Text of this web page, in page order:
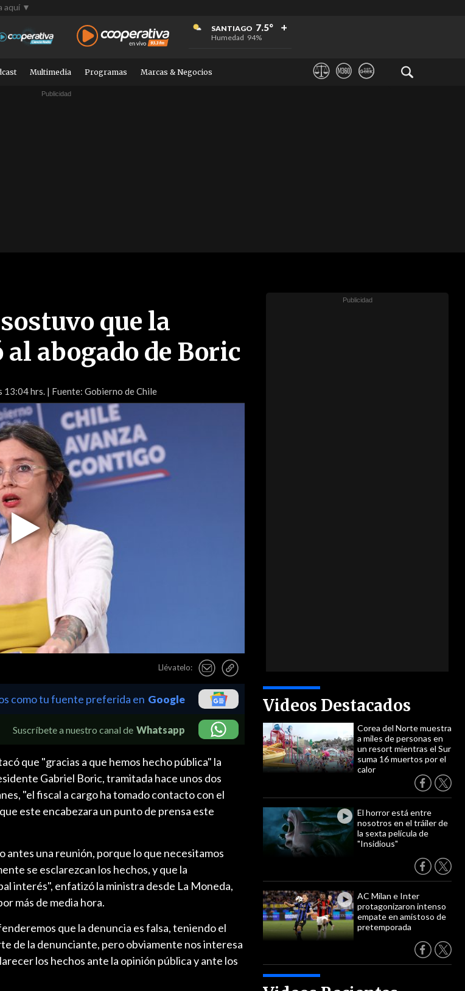
aquí ▼
SANTIAGO 7.5°
Humedad 94%
+
+
+
Multimedia Programas Marcas & Negocios
que la
abogado de Boric
13:04 hrs. | Fuente: Gobierno de Chile
Play
Video
Llévatelo:
Videos Destacados
Corea del Norte muestra
a miles de personas en
un resort mientras el Sur
suma 16 muertos por el
calor
El horror está entre
nosotros en el tráiler de
la sexta película de
"Insidious"
AC Milan e Inter
protagonizaron intenso
empate en amistoso de
pretemporada
como tu fuente preferida en Google
Suscríbete a nuestro canal de Whatsapp
que "gracias a que hemos hecho pública" la
Gabriel Boric, tramitada hace unos dos
"el fiscal a cargo ha tomado contacto con el
este encabezara un punto de prensa este
antes una reunión, porque lo que necesitamos
se esclarezcan los hechos, y que la
interés", enfatizó la ministra desde La Moneda,
más de media hora.
que la denuncia es falsa, teniendo el
de la denunciante, pero obviamente nos interesa
los hechos ante la opinión pública y ante los